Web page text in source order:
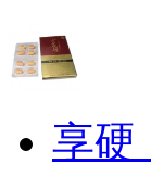
享硬